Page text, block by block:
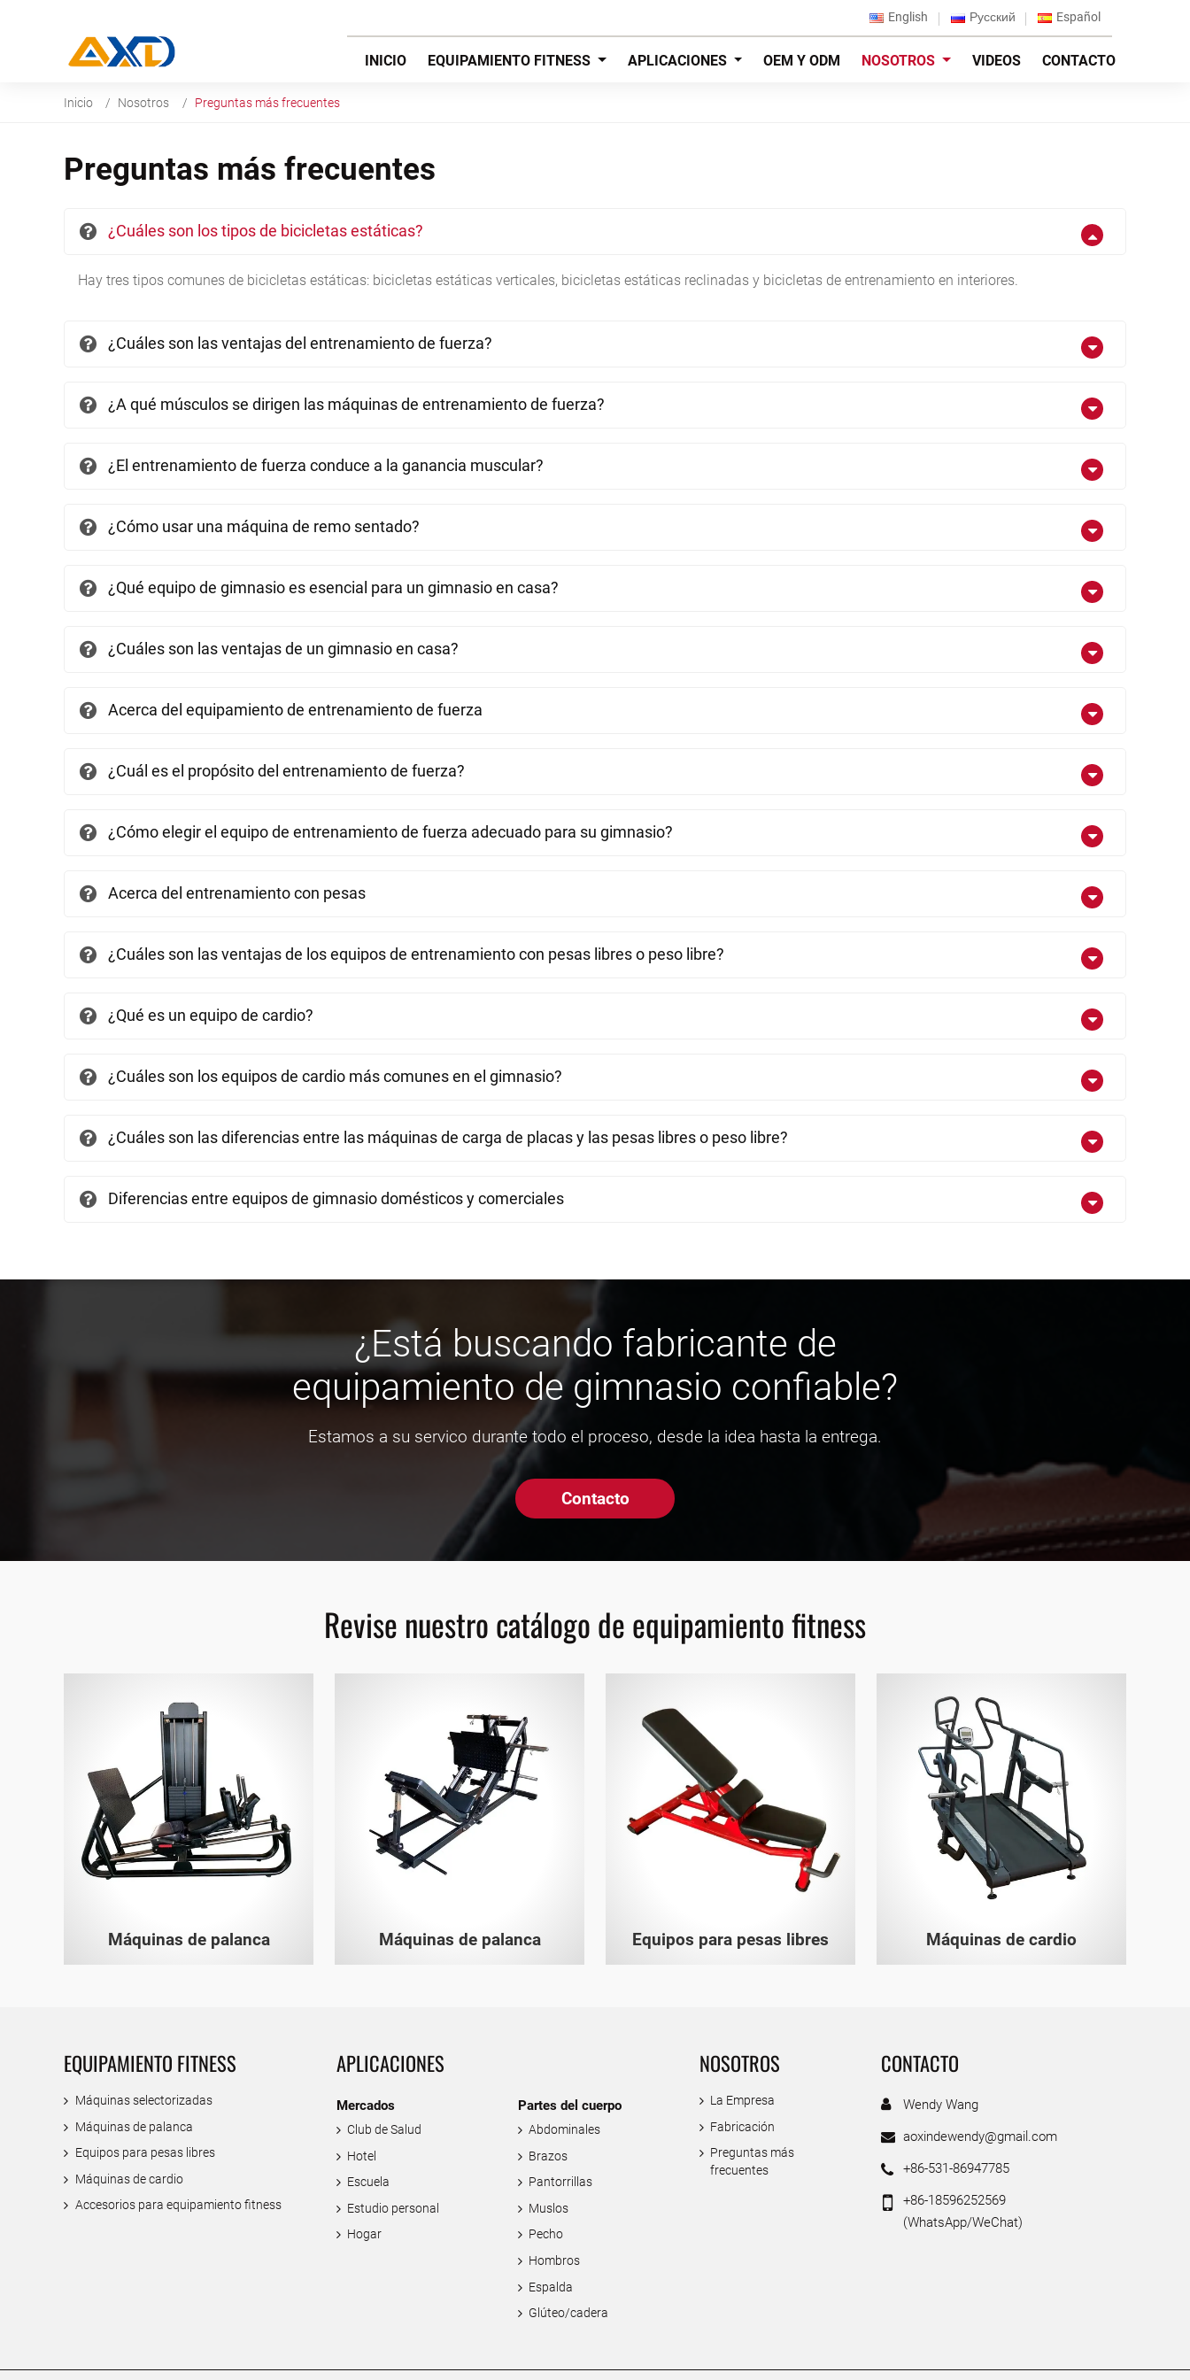
English Русский Español
INICIO EQUIPAMIENTO FITNESS APLICACIONES OEM Y ODM NOSOTROS VIDEOS CONTACTO
Inicio Nosotros Preguntas más frecuentes
Preguntas más frecuentes
¿Cuáles son los tipos de bicicletas estáticas?
Hay tres tipos comunes de bicicletas estáticas: bicicletas estáticas verticales, bicicletas estáticas reclinadas y bicicletas de entrenamiento en interiores.
¿Cuáles son las ventajas del entrenamiento de fuerza?
¿A qué músculos se dirigen las máquinas de entrenamiento de fuerza?
¿El entrenamiento de fuerza conduce a la ganancia muscular?
¿Cómo usar una máquina de remo sentado?
¿Qué equipo de gimnasio es esencial para un gimnasio en casa?
¿Cuáles son las ventajas de un gimnasio en casa?
Acerca del equipamiento de entrenamiento de fuerza
¿Cuál es el propósito del entrenamiento de fuerza?
¿Cómo elegir el equipo de entrenamiento de fuerza adecuado para su gimnasio?
Acerca del entrenamiento con pesas
¿Cuáles son las ventajas de los equipos de entrenamiento con pesas libres o peso libre?
¿Qué es un equipo de cardio?
¿Cuáles son los equipos de cardio más comunes en el gimnasio?
¿Cuáles son las diferencias entre las máquinas de carga de placas y las pesas libres o peso libre?
Diferencias entre equipos de gimnasio domésticos y comerciales
¿Está buscando fabricante de
equipamiento de gimnasio confiable?
Estamos a su servico durante todo el proceso, desde la idea hasta la entrega.
Contacto
Revise nuestro catálogo de equipamiento fitness
Máquinas de palanca Máquinas de palanca Equipos para pesas libres Máquinas de cardio
EQUIPAMIENTO FITNESS
Máquinas selectorizadas
Máquinas de palanca
Equipos para pesas libres
Máquinas de cardio
Accesorios para equipamiento fitness
APLICACIONES
Mercados
Club de Salud
Hotel
Escuela
Estudio personal
Hogar
Partes del cuerpo
Abdominales
Brazos
Pantorrillas
Muslos
Pecho
Hombros
Espalda
Glúteo/cadera
NOSOTROS
La Empresa
Fabricación
Preguntas más
frecuentes
CONTACTO
Wendy Wang
aoxindewendy@gmail.com
+86-531-86947785
+86-18596252569
(WhatsApp/WeChat)